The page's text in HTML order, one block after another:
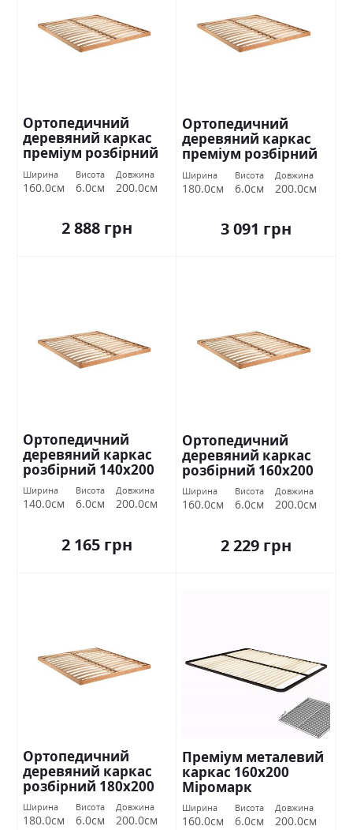
Ортопедичний
деревяний каркас
преміум розбірний
160х200 Міромарк
Ширина
160.0см
Висота
6.0см
Довжина
200.0см
2 888 грн
Ортопедичний
деревяний каркас
преміум розбірний
180х200 Міромарк
Ширина
180.0см
Висота
6.0см
Довжина
200.0см
3 091 грн
Ортопедичний
деревяний каркас
розбірний 140х200
Міромарк
Ширина
140.0см
Висота
6.0см
Довжина
200.0см
2 165 грн
Ортопедичний
деревяний каркас
розбірний 160х200
Міромарк
Ширина
160.0см
Висота
6.0см
Довжина
200.0см
2 229 грн
Ортопедичний
деревяний каркас
розбірний 180х200
Міромарк
Ширина
180.0см
Висота
6.0см
Довжина
200.0см
Преміум металевий
каркас 160х200
Міромарк
Ширина
160.0см
Висота
6.0см
Довжина
200.0см